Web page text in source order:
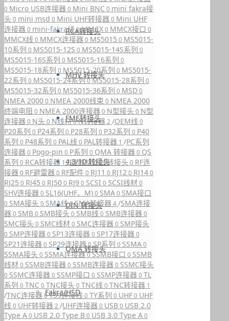
RCA转接头
MHV 转接头
FME转接头
4.3/10 转接头
DIN 转接头
QMA 转接头
Fakra/HSD
0 Micro USB连接器 0 Mini BNC 0 mini fakra接
头 0 mini msd 0 Mini UHF转接器 0 Mini UHF
连接器 0 mini-fakra线0MMCX 0 MMCX接口 0
MMCX线 0 MMCX连接器 0 MS5015 0 MS5015-
10系列 0 MS5015-12S 0 MS5015-14S系列 0
MS5015-16S系列 0 MS5015-16系列 0
MS5015-18系列 0 MS5015-20系列 0 MS5015-
22系列 0 MS5015-24系列0MS5015-28系列 0
MS5015-32系列 0 MS5015-36系列 0 MSD 0
NMEA 2000 0 NMEA 2000线束 0 NMEA 2000
终端电阻 0 NMEA 2000连接器 0 N型接头 0 N型
连接器 0 N头 0 N线材0N转接器 2 /OEM线 0
P20系列 0 P24系列 0 P28系列 0 P32系列 0 P40
系列 0 P48系列 0 PAL线 0 PAL转接器 1 /PC系列
连接器 0 Pogo-pin 0 P系列 0 QMA 转接器 0 QS
系列 0 RCA转接器 1/RF线材0RF转接头 0 RF连
接器 0 RF避雷器 0 RF配件 0 RJ11 0 RJ12 0 RJ14 0
RJ25 0 RJ45 0 RJ50 0 RJ9 0 SCSI 0 SCSI线材 0
SHV连接器 0 SL16(UHF、M) 0 SMA 0 SMA接口
0 SMA接头 0 SMA线0SMA转接器 4 /SMA连接
器 0 SMB 0 SMB接头 0 SMB线 0 SMB连接器 0
SMC接头 0 SMC线材 0 SMC连接器 0 SMP接头
0 SMP连接器 0 SP13连接器 0 SP17连接器 0
SP21连接器 0 SP29连接器 0SP系列 0 SSMA 0
SSMA接头 0 SSMA连接器0SSMB接口 0 SSMB
线材 0 SSMB连接器 0 SSMB连接器 0 SSMC接头
0 SSMC连接器 0 SSMP接口 0 SSMP连接器 0 TL
系列 0 TNC 0 TNC接头 0 TNC线 0 TNC转接器 1
/TNC连接器 0TS9连接线 0 TY系列 0 UHF 0 UHF
线 0 UHF转接器 2 /UHF连接器 0 USB 0 USB 2.0
Type A 0 USB 2.0 Type B 0 USB 3.0 Type A 0